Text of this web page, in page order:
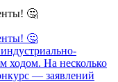
🤔
🤔
ходом. На несколько
— заявлений